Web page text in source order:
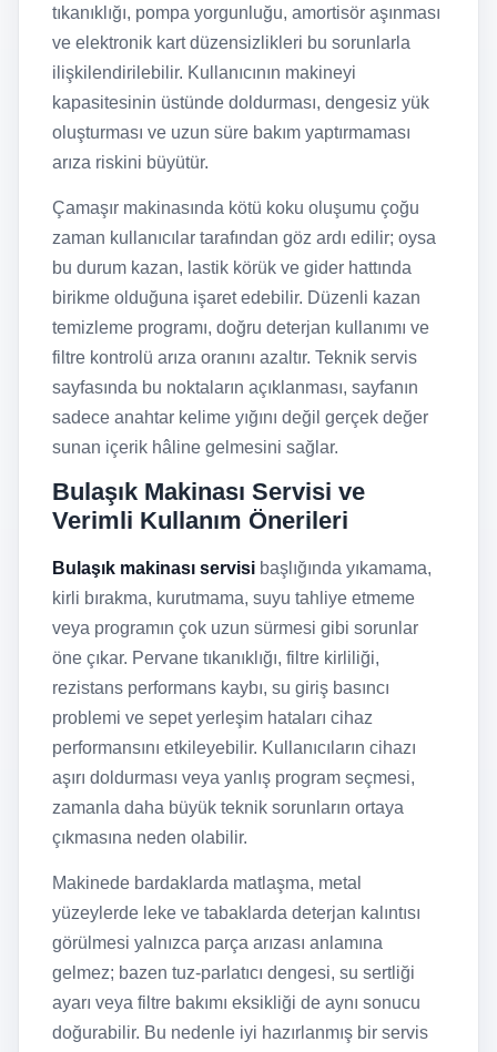
tıkanıklığı, pompa yorgunluğu, amortisör aşınması
ve elektronik kart düzensizlikleri bu sorunlarla
ilişkilendirilebilir. Kullanıcının makineyi
kapasitesinin üstünde doldurması, dengesiz yük
oluşturması ve uzun süre bakım yaptırmaması
arıza riskini büyütür.
Çamaşır makinasında kötü koku oluşumu çoğu
zaman kullanıcılar tarafından göz ardı edilir; oysa
bu durum kazan, lastik körük ve gider hattında
birikme olduğuna işaret edebilir. Düzenli kazan
temizleme programı, doğru deterjan kullanımı ve
filtre kontrolü arıza oranını azaltır. Teknik servis
sayfasında bu noktaların açıklanması, sayfanın
sadece anahtar kelime yığını değil gerçek değer
sunan içerik hâline gelmesini sağlar.
Bulaşık Makinası Servisi ve
Verimli Kullanım Önerileri
Bulaşık makinası servisi başlığında yıkamama,
kirli bırakma, kurutmama, suyu tahliye etmeme
veya programın çok uzun sürmesi gibi sorunlar
öne çıkar. Pervane tıkanıklığı, filtre kirliliği,
rezistans performans kaybı, su giriş basıncı
problemi ve sepet yerleşim hataları cihaz
performansını etkileyebilir. Kullanıcıların cihazı
aşırı doldurması veya yanlış program seçmesi,
zamanla daha büyük teknik sorunların ortaya
çıkmasına neden olabilir.
Makinede bardaklarda matlaşma, metal
yüzeylerde leke ve tabaklarda deterjan kalıntısı
görülmesi yalnızca parça arızası anlamına
gelmez; bazen tuz-parlatıcı dengesi, su sertliği
ayarı veya filtre bakımı eksikliği de aynı sonucu
doğurabilir. Bu nedenle iyi hazırlanmış bir servis